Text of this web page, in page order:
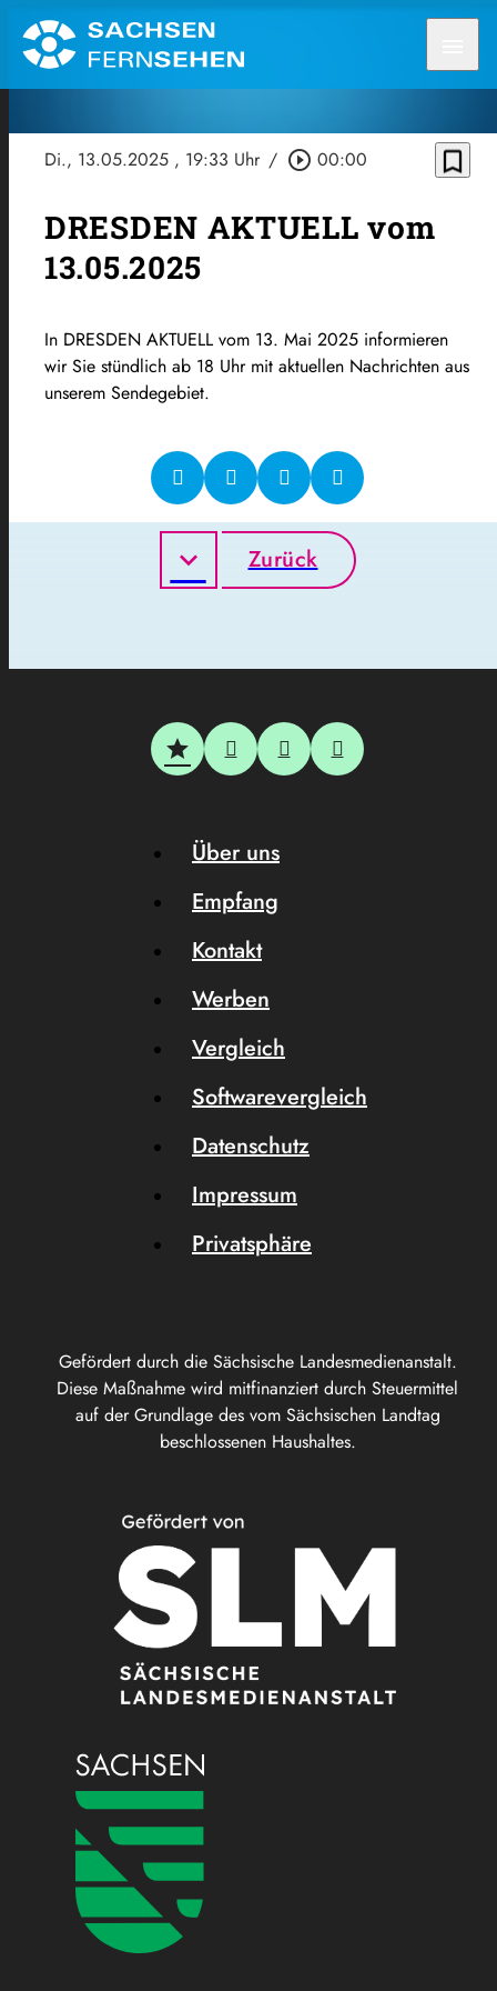
Di., 13.05.2025 , 19:33 Uhr / play_circle_outline 00:00 bookmark_border
DRESDEN AKTUELL vom
13.05.2025
In DRESDEN AKTUELL vom 13. Mai 2025 informieren
wir Sie stündlich ab 18 Uhr mit aktuellen Nachrichten aus
unserem Sendegebiet.
Zurück
Gefördert durch die Sächsische Landesmedienanstalt.
Diese Maßnahme wird mitfinanziert durch Steuermittel
auf der Grundlage des vom Sächsischen Landtag
beschlossenen Haushaltes.
Über uns
Empfang
Kontakt
Werben
Vergleich
Softwarevergleich
Datenschutz
Impressum
Privatsphäre